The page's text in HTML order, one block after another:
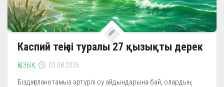
Каспий теңізі туралы 27 қызықты дерек
ҚЫЗЫҚ 03.08.2026
Біздің планетамыз әртүрлі су айдындарына бай, олардың